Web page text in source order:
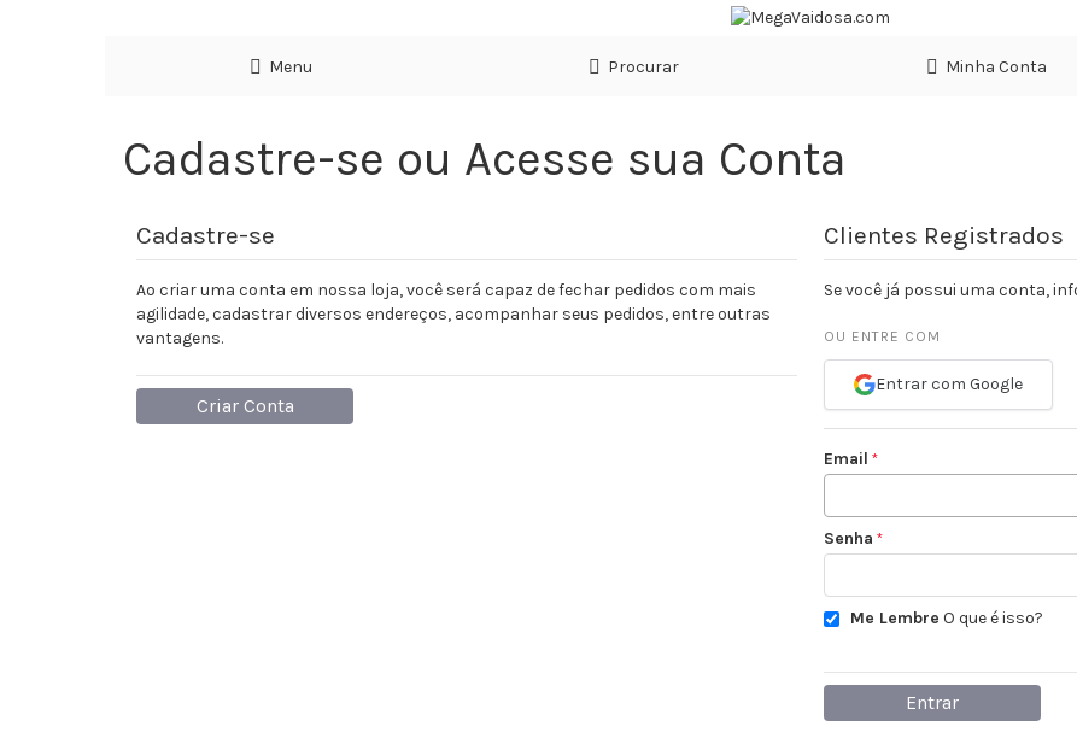
Menu Procurar Minha Conta
Cadastre-se ou Acesse sua Conta
Cadastre-se
Ao criar uma conta em nossa loja, você será capaz de fechar pedidos com mais
agilidade, cadastrar diversos endereços, acompanhar seus pedidos, entre outras
vantagens.
Criar Conta
Clientes Registrados
Se você já possui uma conta,
OU ENTRE COM
Entrar com Google
Email
Senha
Me Lembre O que é isso?
Entrar